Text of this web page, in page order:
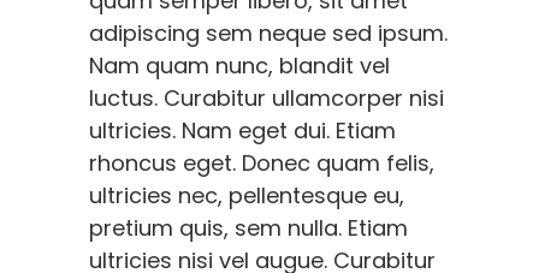
adipiscing sem neque sed ipsum.
Nam quam nunc, blandit vel
luctus. Curabitur ullamcorper nisi
ultricies. Nam eget dui. Etiam
rhoncus eget. Donec quam felis,
ultricies nec, pellentesque eu,
pretium quis, sem nulla. Etiam
ultricies nisi vel augue. Curabitur